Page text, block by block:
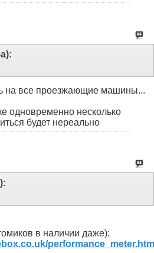
на все проезжающие машины...
одновременно несколько
будет нереально
в наличии даже):